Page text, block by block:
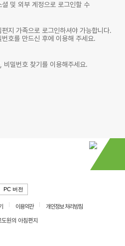
및 외부 계정으로 로그인할 수
지 가족으로 로그인하셔야 가능합니다.
호를 만드신 후에 이용해 주세요.
비밀번호 찾기를 이용해주세요.
PC 버전
이용약관
개인정보 처리방침
원의 아침편지